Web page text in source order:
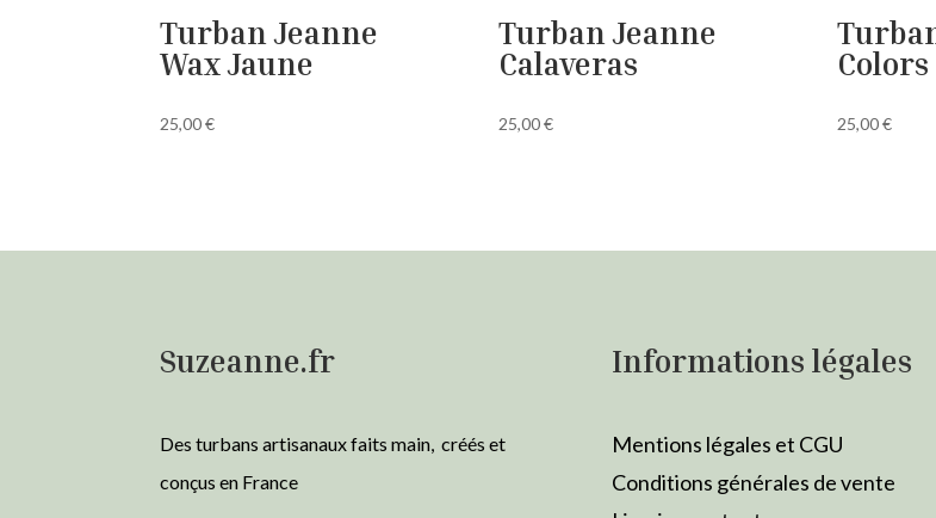
Turban Jeanne
Wax Jaune
25,00€
Turban Jeanne
Calaveras
25,00€
Colors
25,00€
Suzeanne.fr
Des turbans artisanaux faits main, créés et
conçus en France
Informations légales
Mentions légales et CGU
Conditions générales de vente